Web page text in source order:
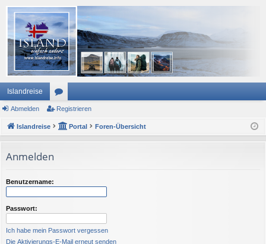
Islandreise
or
en
Abmelden Registrieren
Islandreise Portal Foren-Übersicht
Anmelden
Benutzername:
Passwort:
Ich habe mein Passwort vergessen
Die Aktivierungs-E-Mail erneut senden